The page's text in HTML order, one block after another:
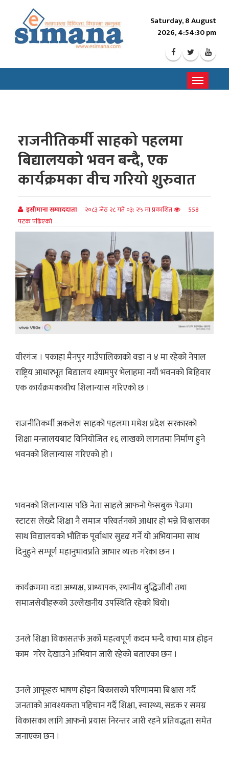
Saturday, 8 August
2026, 4:54:32 pm
Toggle
राजनीतिकर्मी साहको पहलमा
बिद्यालयको भवन बन्दै, एक
कार्यक्रमका वीच गरियो शुरुवात
इसीमाना सम्वाददाता २०८३ जेठ २८ गते ०३: २५ मा प्रकाशित
558
पटक पढिएको
वीरगंज । पकाहा मैनपुर गाउँपालिकाको वडा नं ४ मा रहेको नेपाल
राष्ट्रिय आधारभूत बिद्यालय श्यामपुर भेलाहमा नयाँ भवनको बिहिवार
एक कार्यक्रमकावीच शिलान्यास गरिएको छ ।
राजनीतिकर्मी अकलेश साहको पहलमा मधेश प्रदेश सरकारको
शिक्षा मन्त्रालयबाट विनियोजित १६ लाखको लागतमा निर्माण हुने
भवनको शिलान्यास गरिएको हो ।
भवनको शिलान्यास पछि नेता साहले आफनो फेसबुक पेजमा
स्टाटस लेख्दै शिक्षा नै समाज परिवर्तनको आधार हो भन्ने विश्वासका
साथ विद्यालयको भौतिक पूर्वाधार सुदृढ गर्ने यो अभियानमा साथ
दिनुहुने सम्पूर्ण महानुभावप्रति आभार व्यक्त गरेका छन ।
कार्यक्रममा वडा अध्यक्ष, प्राध्यापक, स्थानीय बुद्धिजीवी तथा
समाजसेवीहरूको उल्लेखनीय उपस्थिति रहेको थियो।
उनले शिक्षा विकासतर्फ अर्को महत्वपूर्ण कदम भन्दै वाचा मात्र होइन
काम गरेर देखाउने अभियान जारी रहेको बताएका छन ।
उनले आफूहरु भाषण होइन बिकासको परिणाममा बिश्वास गर्दै
जनताको आवश्यकता पहिचान गर्दै शिक्षा, स्वास्थ्य, सडक र समग्र
विकासका लागि आफनो प्रयास निरन्तर जारी रहने प्रतिवद्धता समेत
जनाएका छन ।